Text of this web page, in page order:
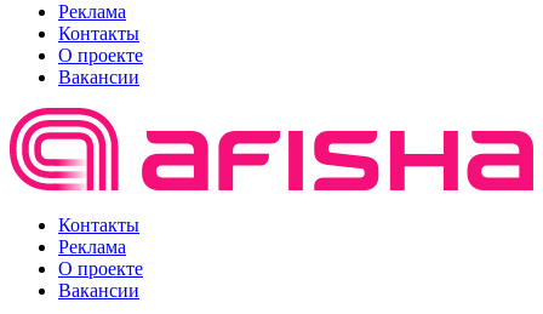
Реклама
Контакты
О проекте
Вакансии
Контакты
Реклама
О проекте
Вакансии